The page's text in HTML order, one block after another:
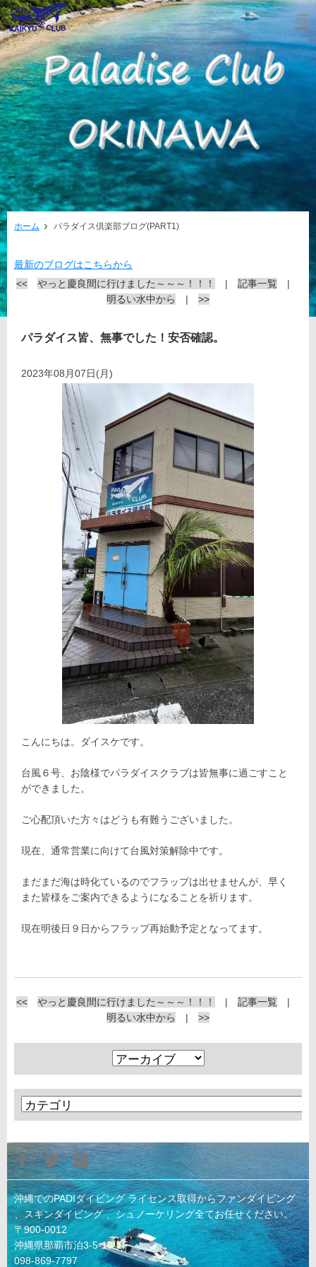
ホーム パラダイス倶楽部ブログ(PART1)
最新のブログはこちらから
<<
やっと慶良間に行けました～～～！！！ | 記事一覧 |
明るい水中から
| >>
パラダイス皆、無事でした！安否確認。
2023年08月07日(月)
こんにちは。ダイスケです。
台風６号、お陰様でパラダイスクラブは皆無事に過ごすこと
ができました。
ご心配頂いた方々はどうも有難うございました。
現在、通常営業に向けて台風対策解除中です。
まだまだ海は時化ているのでフラップは出せませんが、早く
また皆様をご案内できるようになることを祈ります。
現在明後日９日からフラップ再始動予定となってます。
<< やっと慶良間に行けました～～～！！！ | 記事一覧 |
明るい水中から
| >>
沖縄でのPADIダイビング ライセンス取得からファンダイビング
、スキンダイビング 、シュノーケリング全てお任せください。
〒900-0012
沖縄県那覇市泊3-5-10-1F
098-869-7797